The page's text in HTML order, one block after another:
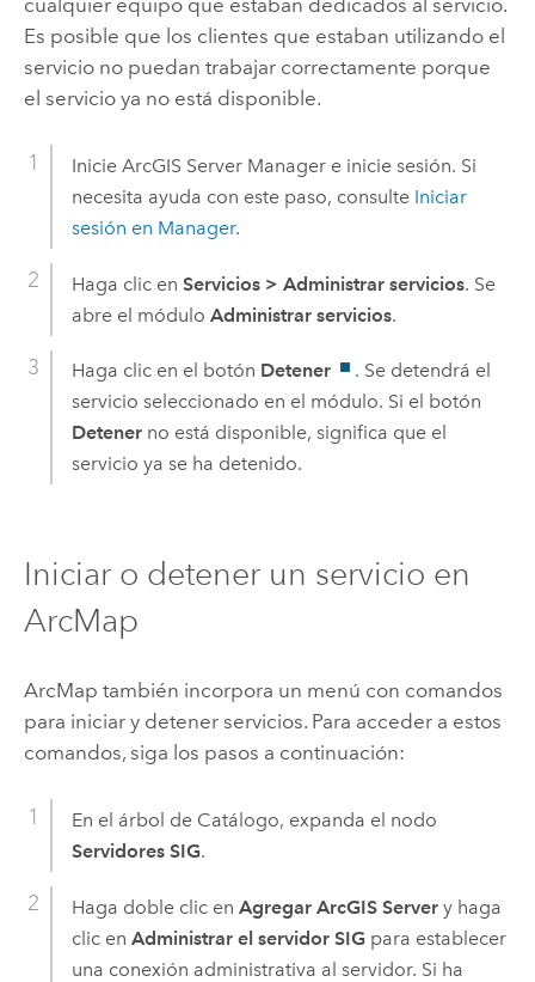
Es posible que los clientes que estaban utilizando el
servicio no puedan trabajar correctamente porque
el servicio ya no está disponible.
Inicie ArcGIS ServerManager e inicie sesión. Si
necesita ayuda con este paso, consulte Iniciar
sesión en Manager.
Haga clic en Servicios > Administrar servicios. Se
abre el módulo Administrar servicios.
Haga clic en el botón Detener
. Se detendrá el
servicio seleccionado en el módulo. Si el botón
Detenerno está disponible, significa que el
servicio ya se ha detenido.
Iniciar o detener un servicio en
ArcMap
ArcMap también incorpora un menú con comandos
para iniciar y detener servicios. Para acceder a estos
comandos, siga los pasos a continuación:
En el árbol de Catálogo, expanda el nodo
Servidores SIG.
Haga doble clic en Agregar ArcGIS Servery haga
clic en Administrar el servidor SIGpara establecer
una conexión administrativa al servidor. Si ha